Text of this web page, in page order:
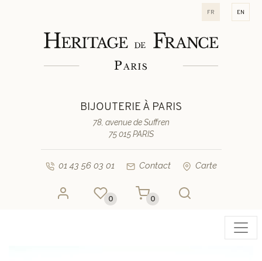
fr en
BIJOUTERIE À PARIS
78, avenue de Suffren
75 015 PARIS
01 43 56 03 01 Contact Carte
0 0